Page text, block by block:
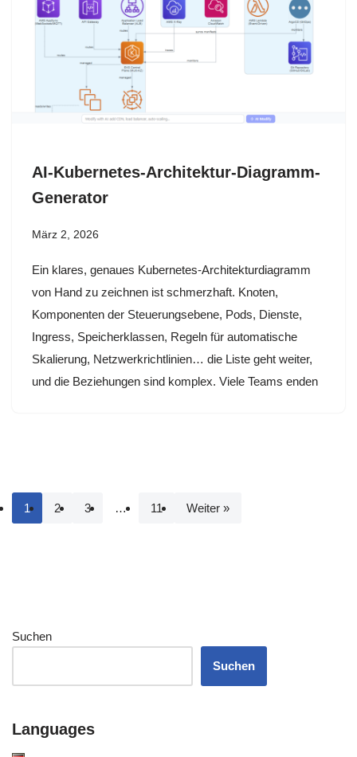
AI-Kubernetes-Architektur-Diagramm-
Generator
März 2, 2026
Ein klares, genaues Kubernetes-Architekturdiagramm
von Hand zu zeichnen ist schmerzhaft. Knoten,
Komponenten der Steuerungsebene, Pods, Dienste,
Ingress, Speicherklassen, Regeln für automatische
Skalierung, Netzwerkrichtlinien… die Liste geht weiter,
und die Beziehungen sind komplex. Viele Teams enden
1 2 3 … 11 Weiter »
Suchen
Suchen
Languages